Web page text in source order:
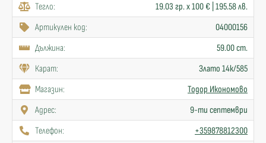
Тегло:
19.03 гр. x 100 € | 195.58 лв.
Артикулен код:
04000156
Дължина:
59.00 cm.
Карат:
Злато 14к/585
Mагазин:
Тодор Икономово
Адрес:
9-ти септември
Телефон:
+359878812300